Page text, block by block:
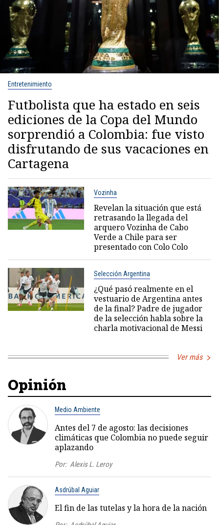
Entretenimiento
Futbolista que ha estado en seis
ediciones de la Copa del Mundo
sorprendió a Colombia: fue visto
disfrutando de sus vacaciones en
Cartagena
Vozinha
Revelan la situación que está
retrasando la llegada del
arquero Vozinha de Cabo
Verde a Chile para ser
presentado con Colo Colo
Selección Argentina
¿Qué pasó realmente en el
vestuario de Argentina antes
de la final? Padre de jugador
de la selección habla sobre la
charla motivacional de Messi
Ver más
Opinión
Medio Ambiente
Antes del 7 de agosto: las decisiones
climáticas que Colombia no puede seguir
aplazando
Por: Alexis L. Leroy
Asdrúbal Aguiar
El fin de las tutelas y la hora de la nación